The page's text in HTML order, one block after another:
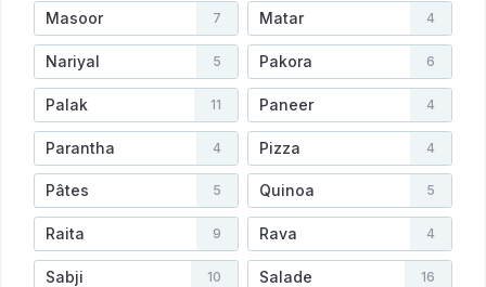
Masoor 7 Matar 4
Nariyal 5 Pakora 6
Palak 11 Paneer 4
Parantha 4 Pizza 4
Pâtes 5 Quinoa 5
Raita 9 Rava 4
Sabji 10 Salade 16